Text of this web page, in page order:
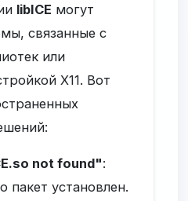
libICE могут
связанные с
или
X11. Вот
not found":
пакет установлен.